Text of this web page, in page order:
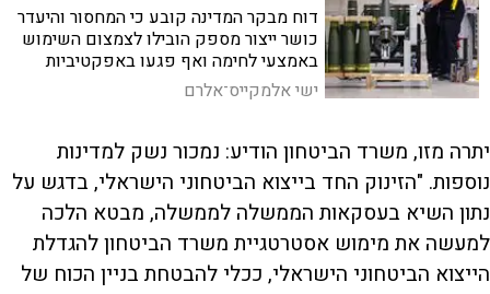
דוח מבקר המדינה קובע כי המחסור והיעדר
כושר ייצור מספק הובילו לצמצום השימוש
באמצעי לחימה ואף פגעו באפקטיביות
המבצעית של הכוחות בשטח. משרד
הביטחון: "הבאנו להאצה דרמטית של מאות
ישי אלמקייס־אלרם
יתרה מזו, משרד הביטחון הודיע: נמכור נשק למדינות
נוספות. "הזינוק החד בייצוא הביטחוני הישראלי, בדגש על
נתון השיא בעסקאות הממשלה לממשלה, מבטא הלכה
למעשה את מימוש אסטרטגיית משרד הביטחון להגדלת
הייצוא הביטחוני הישראלי, ככלי להבטחת בניין הכוח של